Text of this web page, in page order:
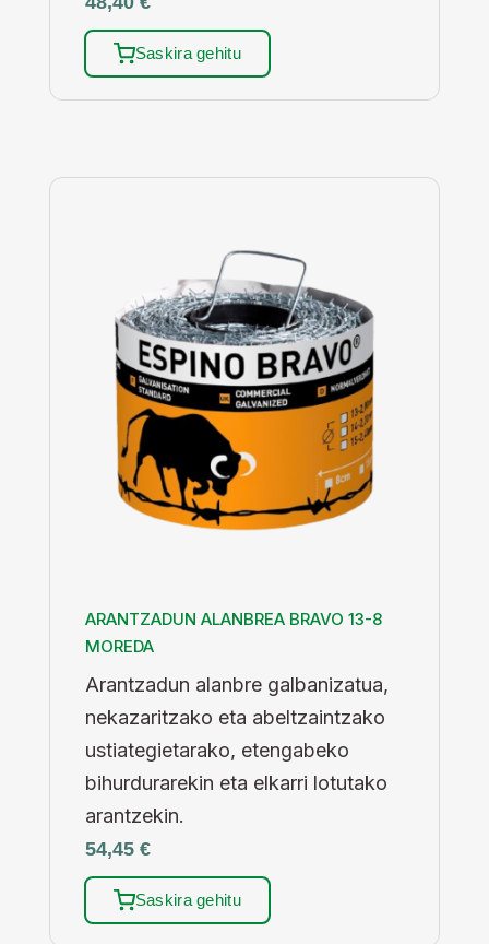
Saskira gehitu
ARANTZADUN ALANBREA BRAVO 13-8
MOREDA
Arantzadun alanbre galbanizatua,
nekazaritzako eta abeltzaintzako
ustiategietarako, etengabeko
bihurdurarekin eta elkarri lotutako
arantzekin.
54,45 €
Saskira gehitu